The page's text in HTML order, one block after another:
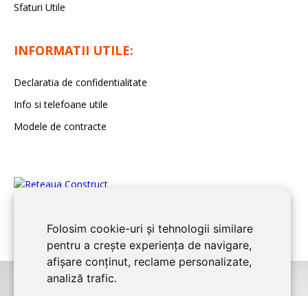
Folosim cookie-uri și tehnologii similare
pentru a crește experiența de navigare,
afișare conținut, reclame personalizate,
analiză trafic.
Sfaturi Utile
INFORMATII UTILE:
Declaratia de confidentialitate
Info si telefoane utile
Modele de contracte